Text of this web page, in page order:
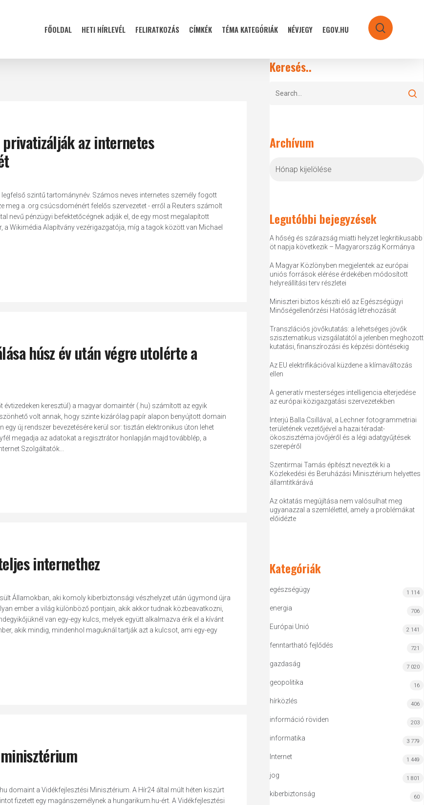
FŐOLDAL HETI HÍRLEVÉL FELIRATKOZÁS CÍMKÉK TÉMA KATEGÓRIÁK NÉVJEGY EGOV.HU search
az internetes
szintű tartománynév. Számos neves internetes személy fogott
meg a .org csúcsdoménért felelős szervezetet - erről a Reuters számolt
nevű pénzügyi befektetőcégnek adják el, de egy most megalapított
Wikimédia Alapítvány vezérigazgatója, míg a tagok között van Michael
húsz év után végre utolérte a
keresztül) a magyar domaintér (.hu) számított az egyik
volt annak, hogy szinte kizárólag papír alapon benyújtott domain
új rendszer bevezetésére kerül sor: tisztán elektronikus úton lehet
megadja az adatokat a regisztrátor honlapján majd továbblép, a
Szolgáltatók...
internethez
Államokban, aki komoly kiberbiztonsági vészhelyzet után úgymond újra
ember a világ különböző pontjain, akik akkor tudnak közbeavatkozni,
van egy-egy kulcs, melyek együtt alkalmazva érik el a kívánt
akik mindig, mindenhol maguknál tartják azt a kulcsot, ami egy-egy
domaint a Vidékfejlesztési Minisztérium. A Hír24 által múlt héten kiszúrt
fizetett egy magánszemélynek a hungarikum.hu-ért. A Vidékfejlesztési
Keresés..
Archívum
Legutóbbi bejegyzések
A hőség és szárazság miatti helyzet legkritikusabb
öt napja következik – Magyarország Kormánya
A Magyar Közlönyben megjelentek az európai
uniós források elérése érdekében módosított
helyreállítási terv részletei
Miniszteri biztos készíti elő az Egészségügyi
Minőségellenőrzési Hatóság létrehozását
Transzlációs jövőkutatás: a lehetséges jövők
szisztematikus vizsgálatától a jelenben meghozott
kutatási, finanszírozási és képzési döntésekig
Az EU elektrifikációval küzdene a klímaváltozás
ellen
A generatív mesterséges intelligencia elterjedése
az európai közigazgatási szervezetekben
Interjú Balla Csillával, a Lechner fotogrammetriai
területének vezetőjével a hazai téradat-
ökoszisztéma jövőjéről és a légi adatgyűjtések
szerepéről
Szentirmai Tamás építészt nevezték ki a
Közlekedési és Beruházási Minisztérium helyettes
államtitkárává
Az oktatás megújítása nem valósulhat meg
ugyanazzal a szemlélettel, amely a problémákat
előidézte
Kategóriák
egészségügy 1 114
energia 706
Európai Unió 2 141
fenntartható fejlődés 721
gazdaság 7 020
geopolitika 16
hírközlés 406
információ röviden 203
informatika 3 779
Internet 1 449
jog 1 801
kiberbiztonság 60